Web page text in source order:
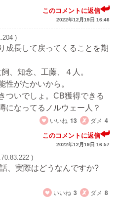
このコメントに返信
2022年12月19日 16:46
)
成長して戻ってくることを期
、知念、工藤、４人。
がたかいから。
ついでしょ。CB獲得できる
になってるノルウェー人？
いいね 13 ダメ 4
このコメントに返信
2022年12月19日 16:57
)
、実際はどうなんですか?
いいね 3 ダメ 8